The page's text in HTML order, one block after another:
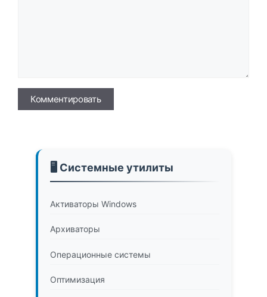
Имя
🖥️ Системные утилиты
Активаторы Windows
Архиваторы
Операционные системы
Оптимизация